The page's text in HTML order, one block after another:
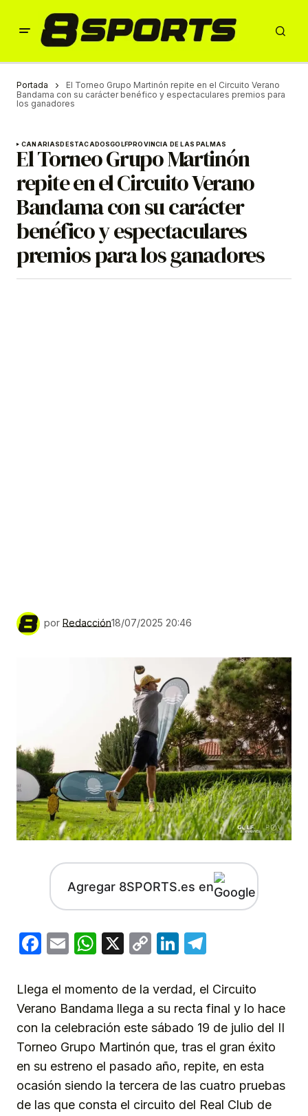
Portada
El Torneo Grupo Martinón repite en el Circuito Verano
Bandama con su carácter benéfico y espectaculares premios para
los ganadores
CANARIASDESTACADOSGOLFPROVINCIA DE LAS PALMAS
El Torneo Grupo Martinón
repite en el Circuito Verano
Bandama con su carácter
benéfico y espectaculares
premios para los ganadores
por Redacción18/07/2025 20:46
Agregar 8SPORTS.es en
Facebook
EmailWhatsApp
X
CopyLinkedIn
Llega el momento de la verdad, el Circuito
Verano Bandama llega a su recta final y lo hace
con la celebración este sábado 19 de julio del II
Torneo Grupo Martinón que, tras el gran éxito
en su estreno el pasado año, repite, en esta
ocasión siendo la tercera de las cuatro pruebas
de las que consta el circuito del Real Club de